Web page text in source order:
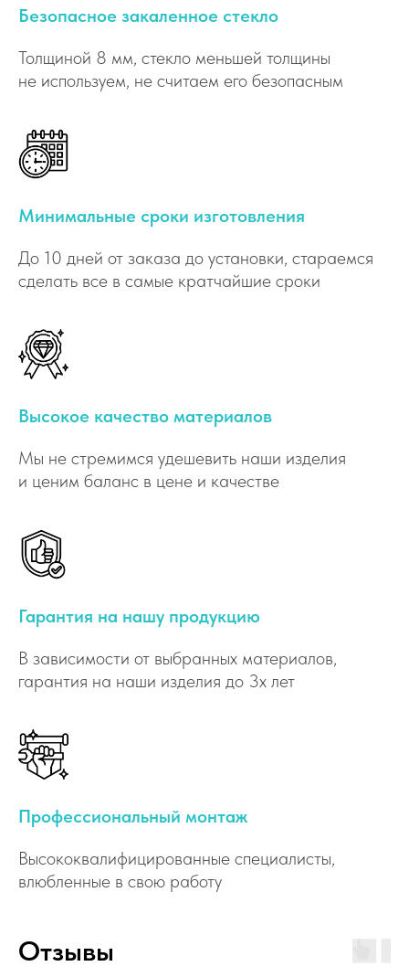
Безопасное закаленное стекло
Толщиной 8 мм, стекло меньшей толщины
не используем, не считаем его безопасным
Минимальные сроки изготовления
До 10 дней от заказа до установки, стараемся
сделать все в самые кратчайшие сроки
Высокое качество материалов
Мы не стремимся удешевить наши изделия
и ценим баланс в цене и качестве
Гарантия на нашу продукцию
В зависимости от выбранных материалов,
гарантия на наши изделия до 3х лет
Профессиональный монтаж
Высококвалифицированные специалисты,
влюбленные в свою работу
Отзывы